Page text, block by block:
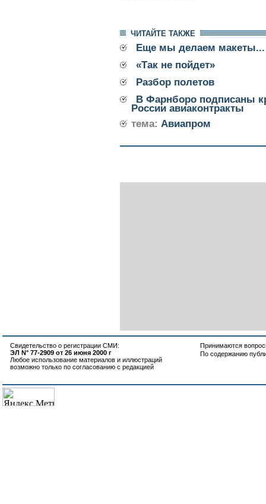
ЧИТАЙТЕ ТАКЖЕ
Еще мы делаем макеты...
«Так не пойдет»
Разбор полетов
В Фарнборо подписаны
России авиаконтракты
тема: Авиапром
Свидетельство о регистрации СМИ:
ЭЛ N° 77-2909 от 26 июня 2000 г
Любое использование материалов и иллюстраций
возможно только по согласованию с редакцией
Принимаются
По содержанию